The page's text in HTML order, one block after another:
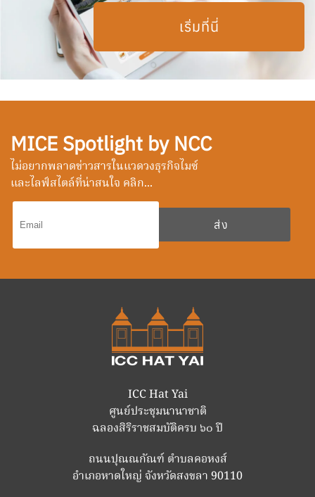
เริ่มที่นี่
MICE Spotlight by NCC
ไม่อยากพลาดข่าวสารในแวดวงธุรกิจไมซ์
และไลฟ์สไตล์ที่น่าสนใจ คลิก...
ICC Hat Yai
ศูนย์ประชุมนานาชาติ
ฉลองสิริราชสมบัติครบ ๖๐ ปี
ถนนปุณณกัณฑ์ ตำบลคอหงส์
อำเภอหาดใหญ่ จังหวัดสงขลา 90110